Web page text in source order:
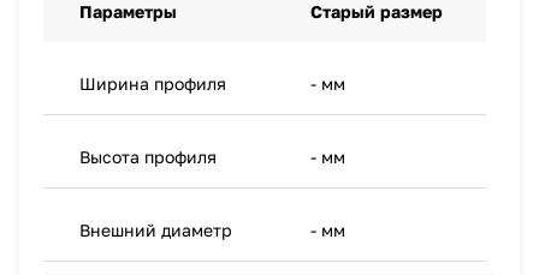
Параметры Старый размер
Ширина профиля - мм
Высота профиля - мм
Внешний диаметр - мм